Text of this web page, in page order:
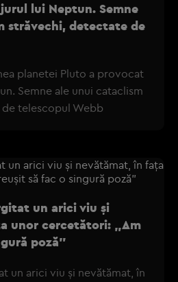
lui Neptun. Semne
străvechi, detectate de
planetei Pluto a provocat
Semne ale unui cataclism
telescopul Webb
un arici viu și
unor cercetători: „Am
poză”
un arici viu și nevătămat, în